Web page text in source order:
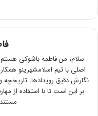
سلام، من فاطمه باشوکی هستم
اصلی با تیم اسلامشهرینو
نگارش دقیق رویدادها،
بر این است تا با استفاده از